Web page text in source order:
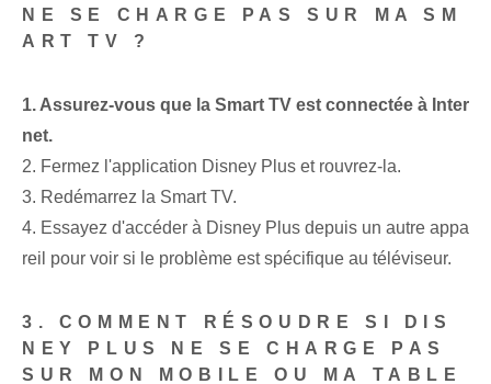
NE SE CHARGE PAS SUR MA SM
ART TV ?
1. Assurez-vous que la Smart TV est connectée à Inter
net.
2. Fermez l'application Disney Plus et rouvrez-la.
3. Redémarrez la Smart TV.
4. Essayez d'accéder à Disney Plus depuis un autre appa
reil pour voir si le problème est spécifique au téléviseur.
3. COMMENT RÉSOUDRE SI DIS
NEY PLUS NE SE CHARGE PAS
SUR MON MOBILE OU MA TABLE